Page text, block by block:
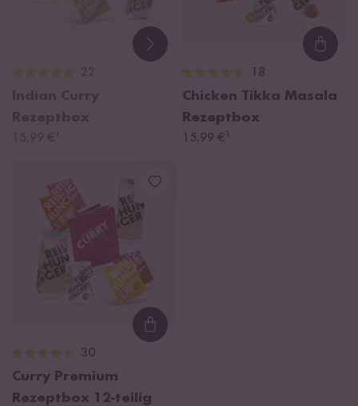
18
Chicken Tikka Masala
Rezeptbox
15,99 € ¹
Loading...
30
Curry Premium
Rezeptbox 12-teilig